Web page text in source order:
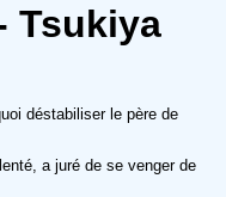
Tsukiya
déstabiliser le père de
a juré de se venger de